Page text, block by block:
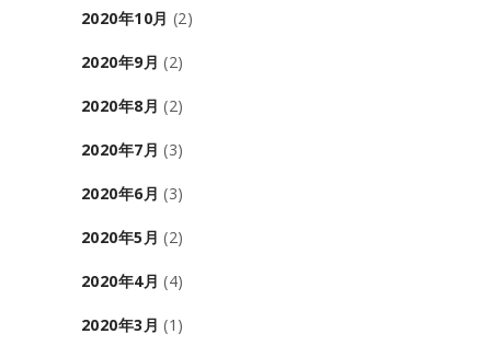
2020年10月 (2)
2020年9月 (2)
2020年8月 (2)
2020年7月 (3)
2020年6月 (3)
2020年5月 (2)
2020年4月 (4)
2020年3月 (1)